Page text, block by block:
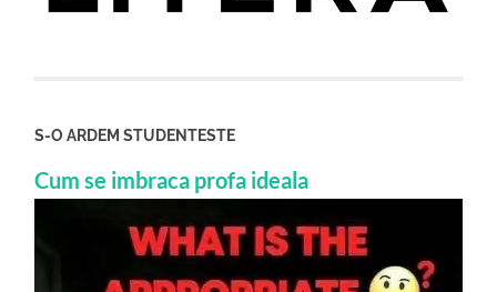
S-O ARDEM STUDENTESTE
Cum se imbraca profa ideala